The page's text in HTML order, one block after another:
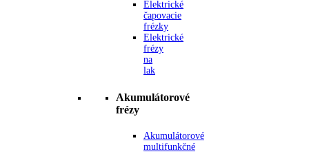
Elektrické
čapovacie
frézky
Elektrické
frézy
na
lak
Akumulátorové
frézy
Akumulátorové
multifunkčné